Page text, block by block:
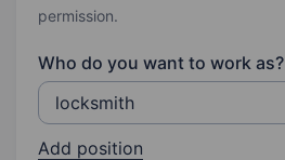
permission.
Who do you want to work as?
Add position